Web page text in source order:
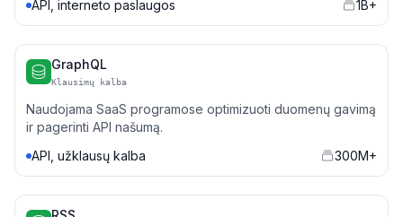
API, interneto paslaugos
1B+
GraphQL
Klausimų kalba
Naudojama SaaS programose optimizuoti duomenų gavimą
ir pagerinti API našumą.
API, užklausų kalba
300M+